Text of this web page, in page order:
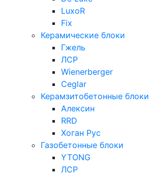
LuxoR
Fix
Керамические блоки
Гжель
ЛСР
Wienerberger
Ceglar
Керамзитобетонные блоки
Алексин
RRD
Хоган Рус
Газобетонные блоки
YTONG
ЛСР